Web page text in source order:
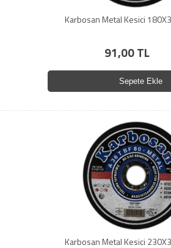
Karbosan Metal Kesici
91,00 TL
Sepete Ekle
Karbosan Metal Kesici